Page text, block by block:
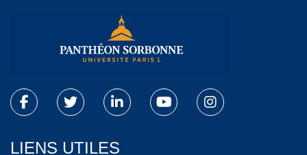
LIENS UTILES